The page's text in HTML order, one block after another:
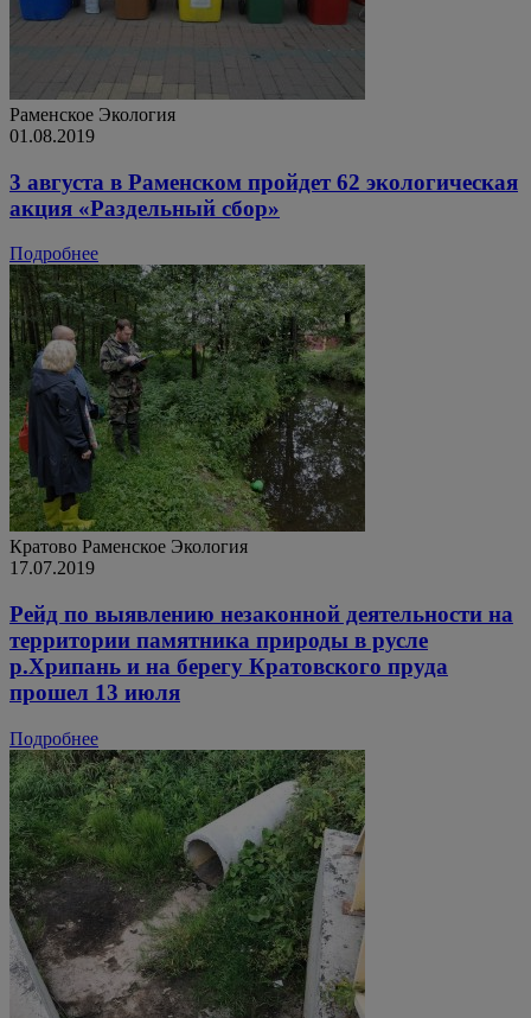
Раменское Экология
01.08.2019
3 августа в Раменском пройдет 62 экологическая
акция «Раздельный сбор»
Подробнее
Кратово Раменское Экология
17.07.2019
Рейд по выявлению незаконной деятельности на
территории памятника природы в русле
р.Хрипань и на берегу Кратовского пруда
прошел 13 июля
Подробнее